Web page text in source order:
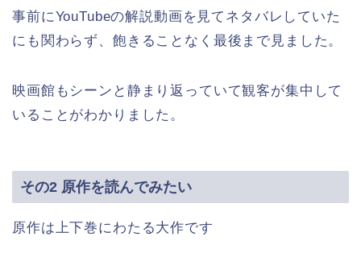
事前にYouTubeの解説動画を見てネタバレしていた
にも関わらず、飽きることなく最後まで見ました。
映画館もシーンと静まり返っていて観客が集中して
いることがわかりました。
その2 原作を読んでみたい
原作は上下巻にわたる大作です